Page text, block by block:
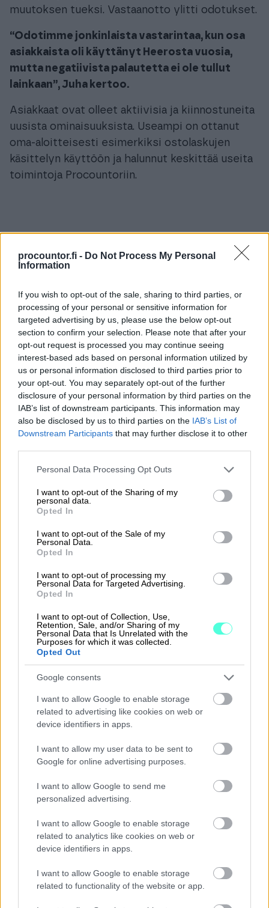
procountor.fi - Do Not Process My Personal
Information
If you wish to opt-out of the sale, sharing to third parties, or
processing of your personal or sensitive information for
targeted advertising by us, please use the below opt-out
section to confirm your selection. Please note that after your
opt-out request is processed you may continue seeing
interest-based ads based on personal information utilized by
us or personal information disclosed to third parties prior to
your opt-out. You may separately opt-out of the further
disclosure of your personal information by third parties on the
IAB’s list of downstream participants. This information may
also be disclosed by us to third parties on the IAB’s List of
Downstream Participants that may further disclose it to other
Please note that this website/app uses one or more Google
not limited to your visit or usage behaviour. You may click to
grant or deny consent to Google and its third-party tags to
use your data for below specified purposes in below Google
consent section.
Personal Data Processing Opt Outs
I want to opt-out of the Sharing of my
personal data.
Opted In
I want to opt-out of the Sale of my
Personal Data.
Opted In
I want to opt-out of processing my
Personal Data for Targeted Advertising.
Opted In
I want to opt-out of Collection, Use,
Retention, Sale, and/or Sharing of my
Personal Data that Is Unrelated with the
Purposes for which it was collected.
Opted Out
Google consents
I want to allow Google to enable storage
related to advertising like cookies on web or
device identifiers in apps.
I want to allow my user data to be sent to
Google for online advertising purposes.
I want to allow Google to send me
personalized advertising.
I want to allow Google to enable storage
related to analytics like cookies on web or
device identifiers in apps.
I want to allow Google to enable storage
related to functionality of the website or app.
muutoksen tueksi. Vastaanotto ylitti odotukset.
“Odotimme jonkinlaista vastarintaa, kun osa
asiakkaista oli käyttänyt Heerosta vuosia,
mutta negatiivista palautetta ei ole tullut
lainkaan”, Juha kertoo.
Asiakkaat ovat olleet aktiivisia ja kiinnostuneita
uusista ominaisuuksista. Useampi on ottanut
oma-aloitteisesti esimerkiksi ostolaskujen
käsittelyn käyttöön ja halunnut keskittää useita
toimintoja Procountoriin.
aikaa olennaiseen
Sekä työntekijöiden että asiakkaiden arki on
keventynyt merkittävästi. Suurin yksittäinen
hyöty on saatu ostolaskuautomaatiosta, jossa
integraatio yhdistää Procountorin ja FabricAI -
ratkaisun.
“Käsittelemme eri ohjelmistoista tulevat
ostolaskut yhdessä näkymässä. Tekoäly tekee
suuren osan työstä, ja manuaalinen työ on
vähentynyt valtavasti”, Juha kertoo.
voivat keskittyä muihin, asiakasarvoa tuottaviin
tehtäviin. Myös reaaliaikaisuus ja automaattinen
tiedonsiirto kirjanpitoon saavat kiitosta.
Pitkään Heerosta käyttäneet työntekijät ovat
antaneet erityisen positiivista palautetta ja
Vähemmän ylläpitoa,
enemmän liiketoimintaa
“Procountor on osoittautunut
aidosti toimivaksi tuotteeksi. Uskon,
että tästä tulee meille pitkäaikainen
ratkaisu ”